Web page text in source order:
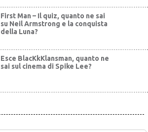
First Man – Il quiz, quanto ne sai
su Neil Armstrong e la conquista
della Luna?
Esce BlacKkKlansman, quanto ne
sai sul cinema di Spike Lee?